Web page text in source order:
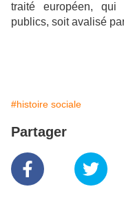
traité européen,
publics, soit avalisé
#histoire sociale
Partager